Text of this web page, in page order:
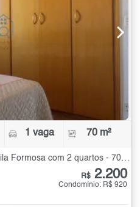
1 vaga 70 m²
R$ 2.200
Condomínio: R$ 920